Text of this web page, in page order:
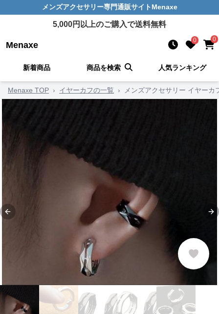
メンズアクセサリー専門通販サイト Menaxe
5,000円以上のご購入で送料無料
Menaxe 0 0
新着商品 商品を検索 人気ランキング
Menaxe TOP › イヤーカフの一覧 › メンズアクセサリー イヤー
Previous slide